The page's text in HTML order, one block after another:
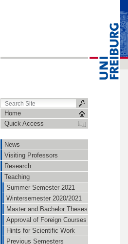
Home
Quick Access
News
Visiting Professors
Research
Teaching
Summer Semester 2021
Wintersemester 2020/2021
Master and Bachelor Theses
Approval of Foreign Courses
Hints for Scientific Work
Previous Semesters